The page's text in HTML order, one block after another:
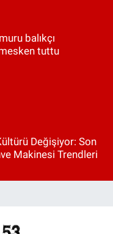
balıkçı
mesken tuttu
Değişiyor: Son
Makinesi Trendleri